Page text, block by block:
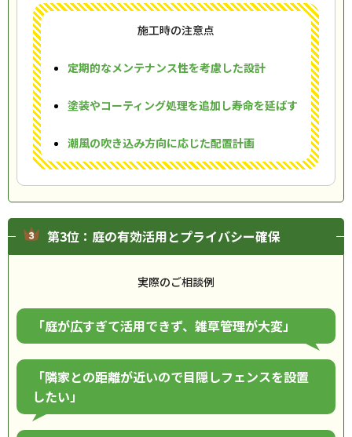
施工時の注意点
定期的なメンテナンス性を考慮した設計
塗装やコーティング処理を追加し寿命を延ばす
潮風の吹き込み方向に応じた配置計画
第3位：庭の有効活用とプライバシー確保
実際のご相談例
「庭が広すぎて活用できず、雑草管理が大変」
「隣家との距離が近いので目隠しフェンスを設置
したい」